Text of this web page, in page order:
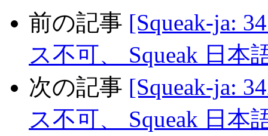
前の記事 [Squeak-ja:
ス不可、 Squeak 日本
次の記事 [Squeak-ja:
ス不可、 Squeak 日本